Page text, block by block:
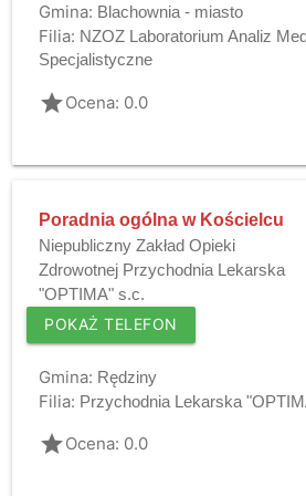
Gmina: Blachownia - miasto
Filia: NZOZ Laboratorium Analiz
Specjalistyczne
gradeOcena: 0.0
Poradnia ogólna w Kościelcu
Niepubliczny Zakład Opieki
Zdrowotnej Przychodnia Lekarska
"OPTIMA" s.c.
POKAŻ TELEFON
Gmina: Rędziny
Filia: Przychodnia Lekarska
gradeOcena: 0.0